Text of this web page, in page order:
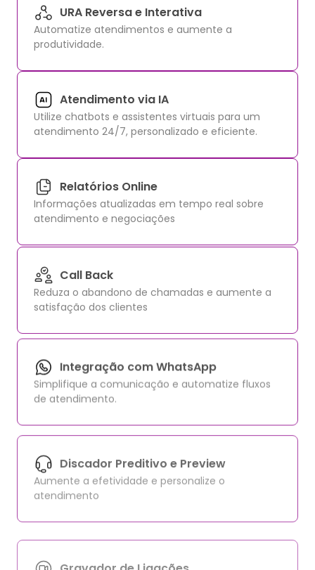
URA Reversa e Interativa
Automatize atendimentos e aumente a
produtividade.
Atendimento via IA
Utilize chatbots e assistentes virtuais para um
atendimento 24/7, personalizado e eficiente.
Relatórios Online
Informações atualizadas em tempo real sobre
atendimento e negociações
Call Back
Reduza o abandono de chamadas e aumente a
satisfação dos clientes
Integração com WhatsApp
Simplifique a comunicação e automatize fluxos
de atendimento.
Aumente a efetividade e personalize o
atendimento